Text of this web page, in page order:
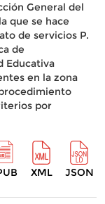
General del
que se hace
de servicios P.
de
Educativa
en la zona
por
XML JSON